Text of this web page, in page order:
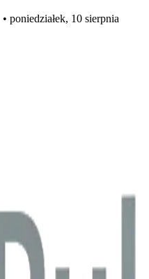
• poniedziałek, 10 sierpnia